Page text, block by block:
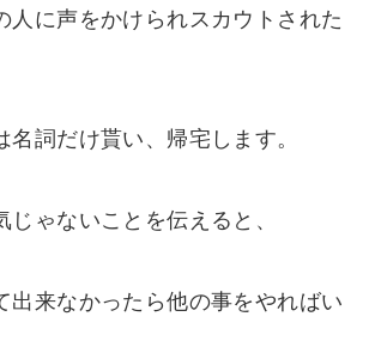
に声をかけられスカウトされた
詞だけ貰い、帰宅します。
ゃないことを伝えると、
出来なかったら他の事をやればい